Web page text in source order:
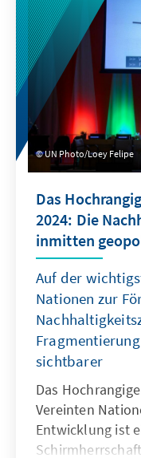
UN Photo/Loey Felipe
Das
2024: Die
inmitten
Auf der
Nationen zur
sichtbarer
Das
Vereinten
Entwicklung ist